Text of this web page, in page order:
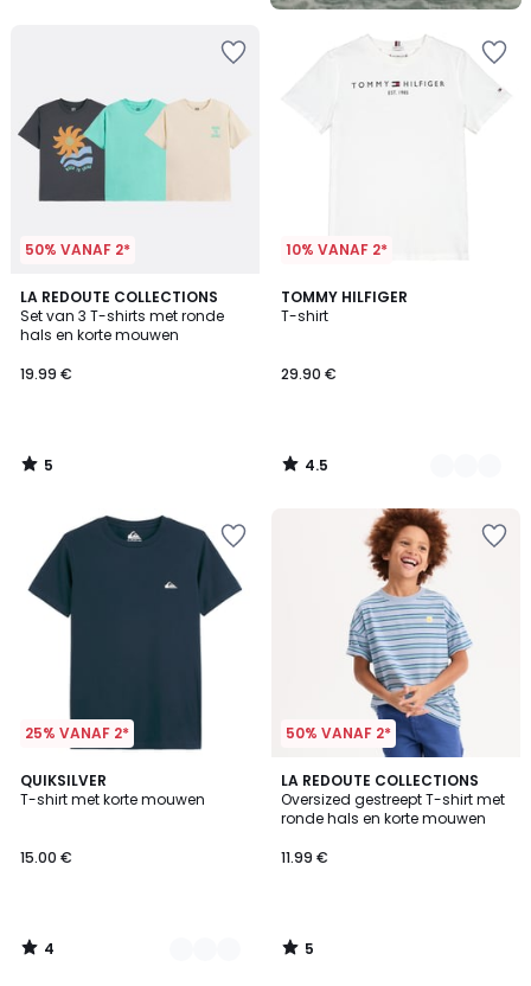
50% VANAF 2*
LA REDOUTE COLLECTIONS
Set van 3 T-shirts met ronde
hals en korte mouwen
19.99 €
5
/
5
5
/
10% VANAF 2*
TOMMY HILFIGER
T-shirt
29.90 €
4.5
/ 5
4
Kleuren
4.5
/
25% VANAF 2*
QUIKSILVER
T-shirt met korte mouwen
15.00 €
4
/
3
Kleuren
4
/
50% VANAF 2*
LA REDOUTE COLLECTIONS
Oversized gestreept T-shirt met
ronde hals en korte mouwen
11.99 €
5
/
5
5
/